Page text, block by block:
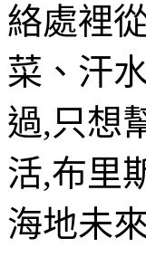
絡處裡
菜、汗
過,只想
活,布里
海地未